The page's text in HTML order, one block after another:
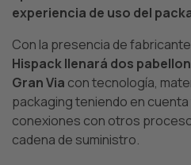
experiencia de uso del
Con la presencia de
Hispack llenará dos
Gran Via con tecnología,
packaging teniendo en
conexiones con otros
cadena de suministro.